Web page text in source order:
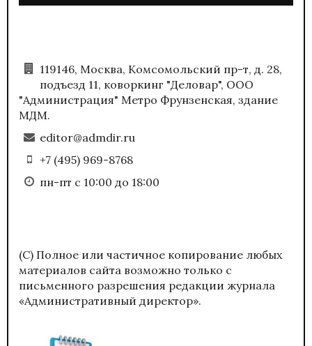
119146, Москва, Комсомольский пр-т, д. 28,
подъезд 11, коворкинг "Деловар", ООО
"Администрация" Метро Фрунзенская, здание
МДМ.
editor@admdir.ru
+7 (495) 969-8768
пн-пт с 10:00 до 18:00
(С) Полное или частичное копирование любых
материалов сайта возможно только с
письменного разрешения редакции журнала
«Административный директор».